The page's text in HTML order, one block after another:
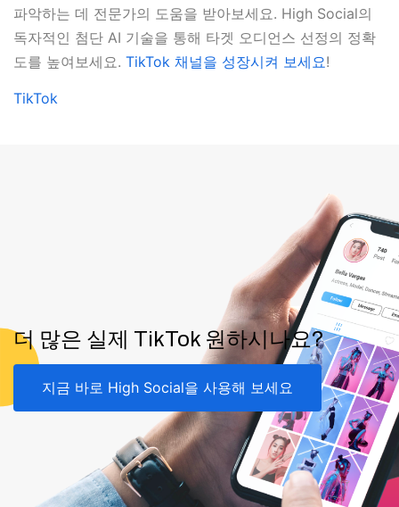
파악하는 데 전문가의 도움을 받아보세요. High Social의
독자적인 첨단 AI 기술을 통해 타겟 오디언스 선정의 정확
도를 높여보세요. TikTok 채널을 성장시켜 보세요!
TikTok
더 많은 실제 TikTok 원하시나요?
지금 바로 High Social을 사용해 보세요